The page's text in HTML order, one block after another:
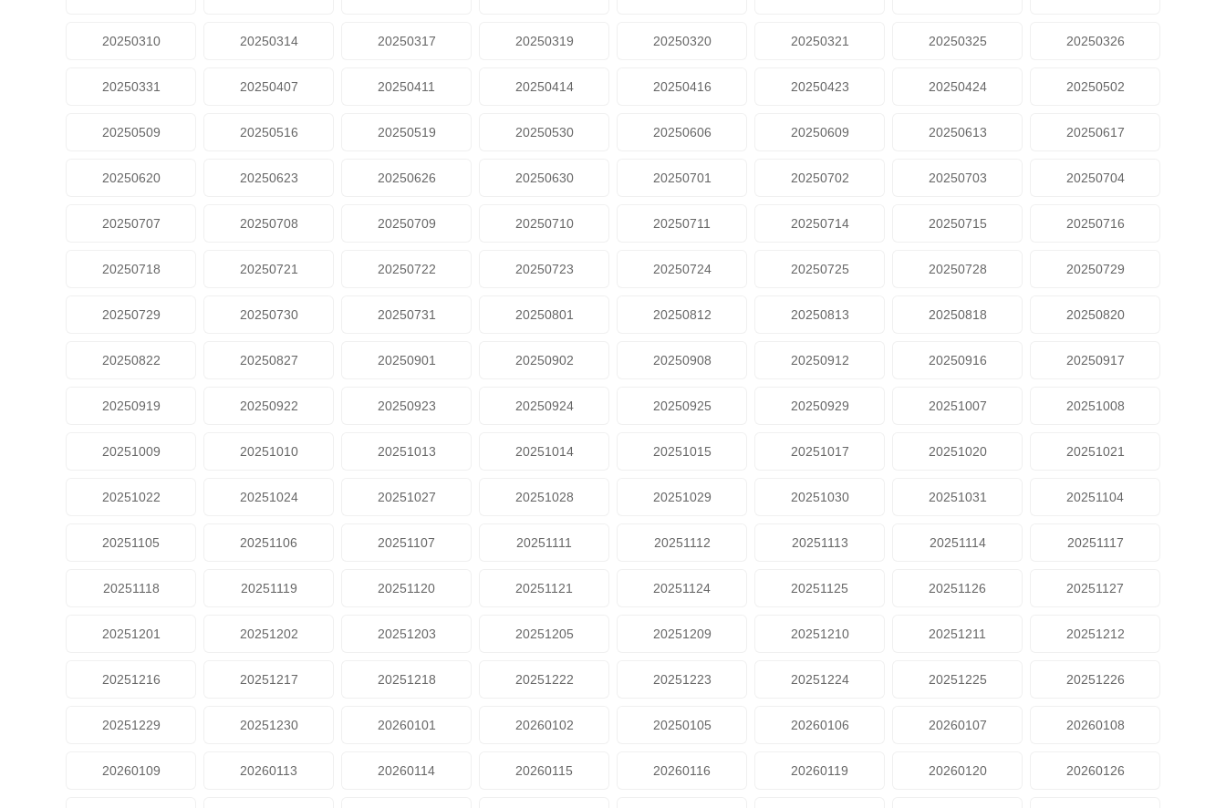
20250310 20250314 20250317 20250319 20250320 20250321 20250325 20250326
20250331 20250407 20250411 20250414 20250416 20250423 20250424 20250502
20250509 20250516 20250519 20250530 20250606 20250609 20250613 20250617
20250620 20250623 20250626 20250630 20250701 20250702 20250703 20250704
20250707 20250708 20250709 20250710 20250711 20250714 20250715 20250716
20250718 20250721 20250722 20250723 20250724 20250725 20250728 20250729
20250729 20250730 20250731 20250801 20250812 20250813 20250818 20250820
20250822 20250827 20250901 20250902 20250908 20250912 20250916 20250917
20250919 20250922 20250923 20250924 20250925 20250929 20251007 20251008
20251009 20251010 20251013 20251014 20251015 20251017 20251020 20251021
20251022 20251024 20251027 20251028 20251029 20251030 20251031 20251104
20251105 20251106 20251107 20251111 20251112 20251113 20251114 20251117
20251118 20251119 20251120 20251121 20251124 20251125 20251126 20251127
20251201 20251202 20251203 20251205 20251209 20251210 20251211 20251212
20251216 20251217 20251218 20251222 20251223 20251224 20251225 20251226
20251229 20251230 20260101 20260102 20250105 20260106 20260107 20260108
20260109 20260113 20260114 20260115 20260116 20260119 20260120 20260126